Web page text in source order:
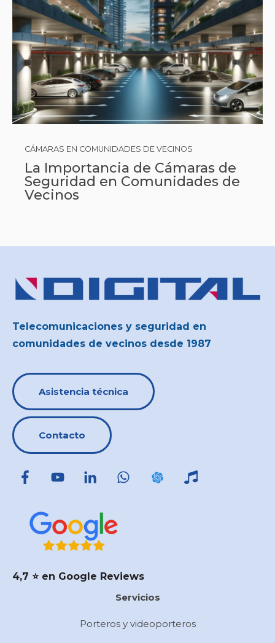
CÁMARAS EN COMUNIDADES DE VECINOS
La Importancia de Cámaras de
Seguridad en Comunidades de
Vecinos
Telecomunicaciones y seguridad en
comunidades de vecinos desde 1987
Asistencia técnica
Contacto
4,7 ⭐️ en Google Reviews
Servicios
Porteros y videoporteros